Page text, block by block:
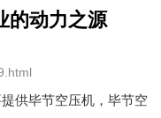
的动力之源
供毕节空压机 ，毕节空